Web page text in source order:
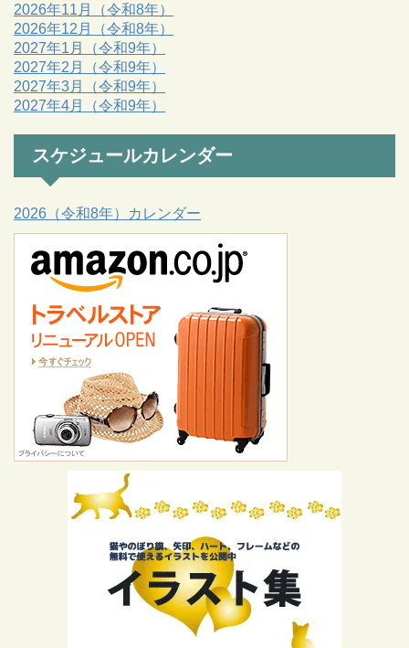
2026年11月（令和8年）
2026年12月（令和8年）
2027年1月（令和9年）
2027年2月（令和9年）
2027年3月（令和9年）
2027年4月（令和9年）
スケジュールカレンダー
2026（令和8年）カレンダー